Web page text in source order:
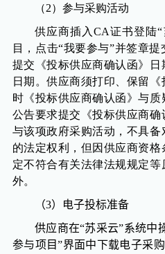
（2）参与采购活动
供应商插入CA证书登陆
目，点击“我要参与”并签章
提交《投标供应商确认函》
日期。供应商须打印、保留
时《投标供应商确认函》与
公告要求提交《投标供应商
与该项政府采购活动，不具
的法定权利，但因供应商资
定不符合有关法律法规规定
外。
（3）电子投标准备
供应商在“苏采云”系统中
参与项目”界面中下载电子采